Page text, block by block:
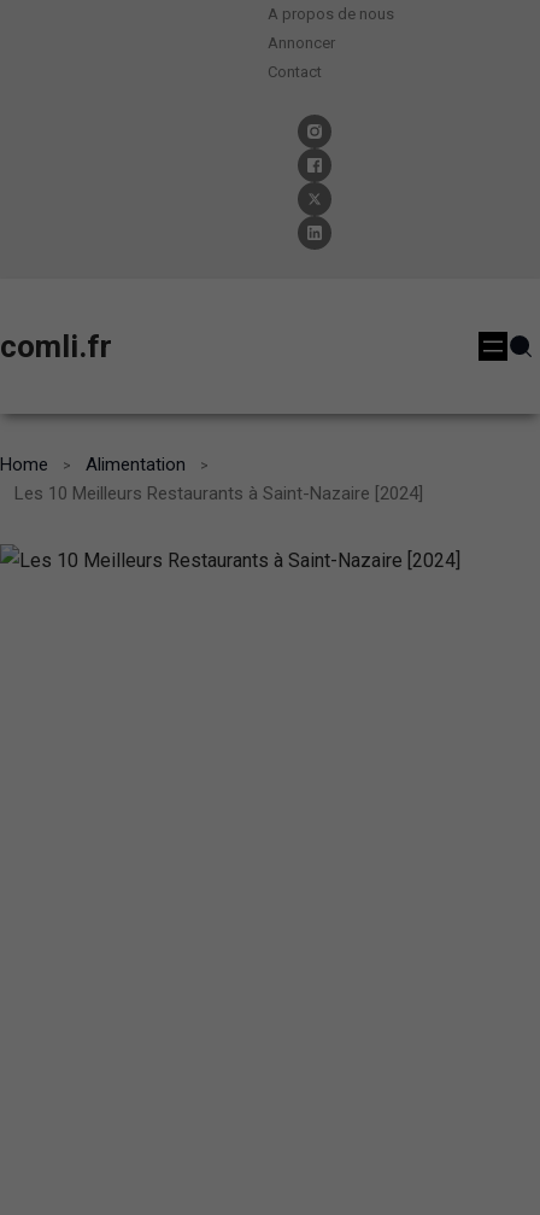
A propos de nous
Annoncer
Contact
comli.fr
Home
Alimentation
Les 10 Meilleurs Restaurants à Saint-Nazaire [2024]